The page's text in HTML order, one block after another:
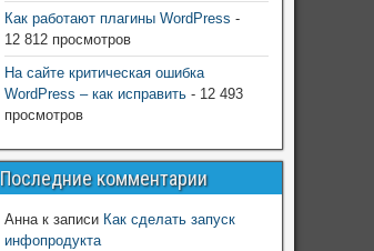
Как работают плагины WordPress -
12 812 просмотров
На сайте критическая ошибка
WordPress – как исправить - 12 493
просмотров
Последние комментарии
Аннак записи Как сделать запуск
инфопродукта